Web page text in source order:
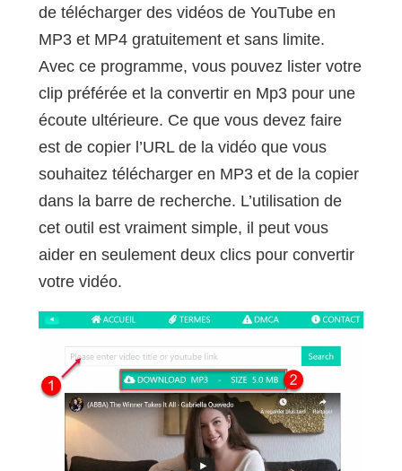
de télécharger des vidéos de YouTube en
MP3 et MP4 gratuitement et sans limite.
Avec ce programme, vous pouvez lister votre
clip préférée et la convertir en Mp3 pour une
écoute ultérieure. Ce que vous devez faire
est de copier l’URL de la vidéo que vous
souhaitez télécharger en MP3 et de la copier
dans la barre de recherche. L’utilisation de
cet outil est vraiment simple, il peut vous
aider en seulement deux clics pour convertir
votre vidéo.